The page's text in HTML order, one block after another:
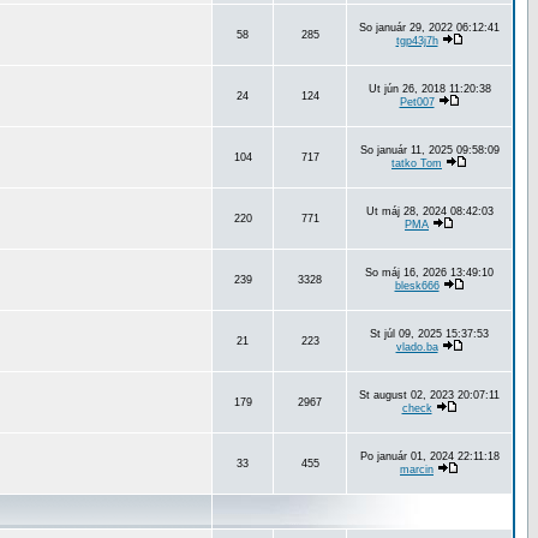
58 285
So január 29, 2022 06:12:41
tgp43j7h
24 124
Ut jún 26, 2018 11:20:38
Pet007
104 717
So január 11, 2025 09:58:09
tatko Tom
220 771
Ut máj 28, 2024 08:42:03
PMA
239 3328
So máj 16, 2026 13:49:10
blesk666
21 223
St júl 09, 2025 15:37:53
vlado.ba
179 2967
St august 02, 2023 20:07:11
check
33 455
Po január 01, 2024 22:11:18
marcin